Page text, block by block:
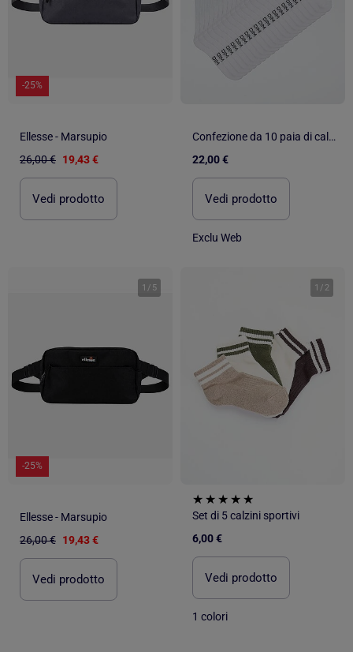
-25%
Ellesse - Marsupio
26,00 € 19,43 €
Vedi prodotto
Confezione da 10 paia di calzini 'Dim'
22,00 €
Vedi prodotto
Exclu Web
1 / 5
-25%
Ellesse - Marsupio
26,00 € 19,43 €
Vedi prodotto
1 / 2
Set di 5 calzini sportivi
6,00 €
Vedi prodotto
1 colori